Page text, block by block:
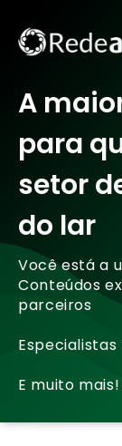
A
para
setor
do lar
Você está a
Conteúdos
parceiros
E muito mais!